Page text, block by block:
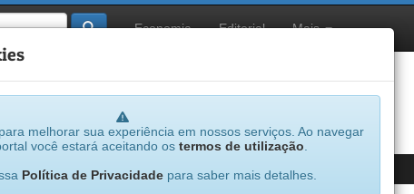
Economia Editorial Mais
melhorar sua experiência em nossos serviços. Ao navegar
você estará aceitando os termos de utilização
Política de Privacidadepara saber mais detalhes.